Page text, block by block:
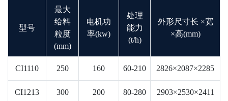
型号
最大
给料
粒度
(mm)
电机功
率(kw)
处理
能力
(t/h)
外形尺寸长 ×宽
×高(mm)
CI1110 250 160 60-210 2826×2087×2285
CI1213 300 200 80-280 2903×2530×2411